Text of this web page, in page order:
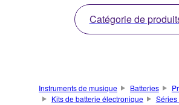
Catégorie de
Instruments de musique Batteries
Kits de batterie électronique
Séries